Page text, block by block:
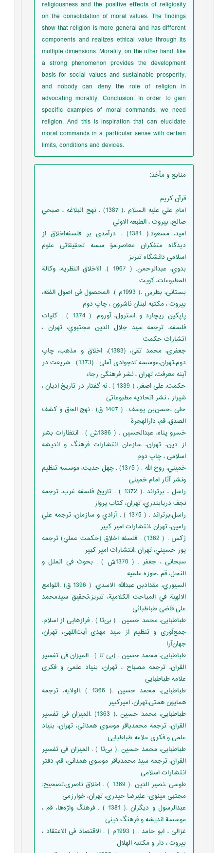
religiousness and the positive effects of religiosity
on the consolidation of moral values. The findings
show that religion is more general and has different
components and realizes ethical value through its
multiple dimensions. Morality, on the other hand, like
a strong phenomenon provides the development
basis for social values and sustainable prosperity,
and nobody can deny the role of religion in
advocating morality. Conclusion: In order to gain
specific examples of moral commands, we need
religion. And this is inspiration that can elucidate
moral commands in a particular sense with certain
limits, conditions and devices.
منابع و مأخذ:
قرآن كريم
امام علي عليه السلام .( 1387) . نهج البلاغه ، صبحي
صالح، بیروت ، الطبعه الاولي
امید، مسعود.( 1381) . درآمدی بر فلسفه‌اخلاق از
دیدگاه متفکران معاصر،مؤ سسه تحقیقاتی علوم
اسلامی دانشگاه تبریز
بدوي، عبدالرحمن. ( 1967 ). الاخلاق النظريه، وكالة
المطبوعات، كويت
بستانی، بطرس .( 1993م ). المحصول فی اصول الفقه،
بیروت ، مکتبه لبنان ناشرون ، چاپ دوم
پاپكين ريچارد و استرول، آوروم. ( 1374 ) . كليات
فلسفه، ترجمه سيد جلال الدين مجتبوي، تهران ،
اتشارات حكمت
جعفری، محمد تقی، (1383)، اخلاق و مذهب، چاپ
دوم،تهران،موسسه تدجوادی آملی . (1373) . شریعت در
آینه معرفت، تهران ، نشر فرهنگی رجاء
حکمت، علی اصغر. ( 1339 ) . نه گفتار در تاریخ ادیان ،
شیراز ، نشر اتحادیه مطبوعاتی
حلی ،حسن‌بن يوسف . ( 1407 ق) . نهج الحق و كشف
الصدق، قم، دارالهجرة
خسرو پناه، عبدالحسین . ( 1386ش ) . انتظارات بشر
از دین، تهران، سازمان انتشارات فرهنگ و اندیشه
اسلامی ، چاپ دوم
خميني، روح الله . ( 1375) . چهل حديث، موسسه تنظيم
ونشر آثار امام خميني
راسل ، برتراند .( 1372 ) . تاريخ فلسفه غرب، ترجمه
نجف دريابندري، تهران، كتاب پرواز
راسل،برتراند . ( 1375 ) . آزادي و سازمان، ترجمه علي
رامين، تهران ،انتشارات امير كبير
ژكس . ( 1362) . فلسفه اخلاق (حكمت عملي) ترجمه
پور حسيني، تهران ،انتشارات امير كبير
سبحانی ، جعفر . ( 1370ش ) . بحوث فی الملل و
النحل، قم ،حوزه علمیه
السيوري، مقدادبن عبدالله الاسدي. ( 1396 ق) .اللوامع
الالهية في المباحث الكلامية، تبریز،تحقيق سيدمحمد
علي قاضي طباطبائي
طباطبایی، محمد حسین . ( بی‌تا ) . فرازهایی از اسلام.
جمع‌آوری و تنظیم از سید مهدی آیت‌اللهی، تهران،
جهان‌آرا
طباطبایی، محمد حسین . (بی ‌تا ) . المیزان في تفسير
القران، ترجمه مصباح ، تهران، بنیاد علمی و فکری
علامه طباطبایی
طباطبایی، محمد حسین .( 1366 ) .الولایه، ترجمه
همایون همتی،تهران، امیرکبیر
طباطبایی، محمد حسین .( 1363) .المیزان فی تفسیر
القران، ترجمه محمدباقر موسوی همدانی، تهران، بنیاد
علمی و فکری علامه طباطبایی
طباطبایی، محمد حسین .( بی‌تا ) . المیزان فی تفسیر
القران، ترجمه سید محمدباقر موسوی همدانی، قم، دفتر
انتشارات اسلامی
طوسی ،نصیر الدین .( 1369 ) . اخلاق ناصری،تصحیح:
مجتبی مینوی- علیرضا حیدری، تهران، خوارزمی
عبدالرسول و ديگران .( 1381 ) . فرهنگ واژه‌ها، قم ،
موسسة انديشه و فرهنگ ديني
غزالی ، ابو حامد . ( 1993م ) . الاقتصاد فی الاعتقاد ،
بیروت ، دار و مکتبه الهلال